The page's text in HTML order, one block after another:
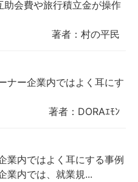
会費や旅行積立金が操作
著者：村の平民
ナー企業内ではよく耳にす
著者：DORAｴﾓﾝ
業内ではよく耳にする事例
業内では、就業規...